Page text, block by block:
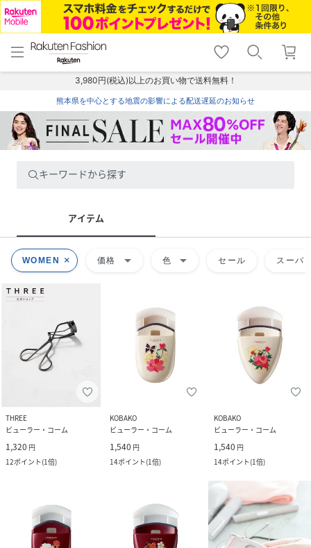
menu home
トップ
shopping_cart lock_outline
ログイン
3,980円(税込)以上のお買い物で送料無料！
熊本県を中心とする地震の影響による配送遅延のお知らせ
キーワードから探す
アイテム
WOMEN 価格 arrow_drop_down 色 arrow_drop_down セール スーパ
THREE
ビューラー・コーム
1,320 円
12ポイント(1倍)
KOBAKO
ビューラー・コーム
1,540 円
14ポイント(1倍)
KOBAKO
ビューラー・コーム
1,540 円
14ポイント(1倍)